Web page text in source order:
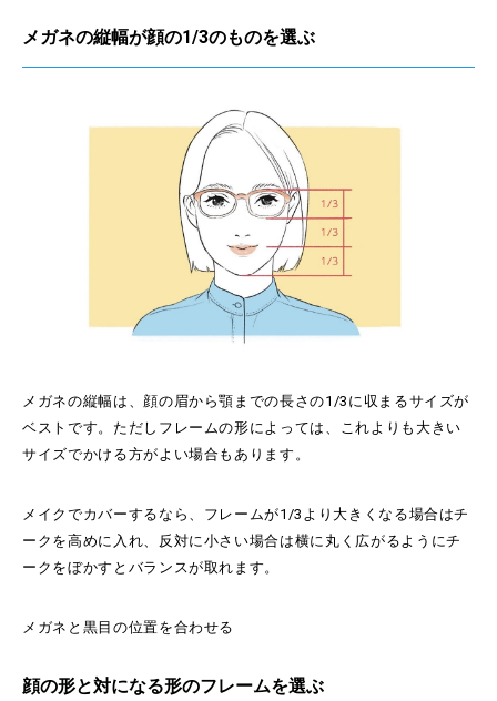
メガネの縦幅が顔の1/3のものを選ぶ
メガネの縦幅は、顔の眉から顎までの長さの1/3に収まるサイズが
ベストです。ただしフレームの形によっては、これよりも大きい
サイズでかける方がよい場合もあります。
メイクでカバーするなら、フレームが1/3より大きくなる場合はチ
ークを高めに入れ、反対に小さい場合は横に丸く広がるようにチ
ークをぼかすとバランスが取れます。
メガネと黒目の位置を合わせる
顔の形と対になる形のフレームを選ぶ